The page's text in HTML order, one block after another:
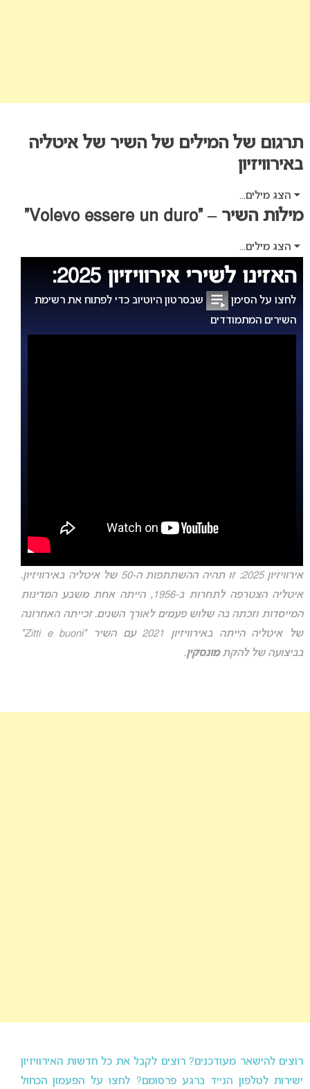
תרגום של המילים של השיר של איטליה
באירוויזיון
הצג מילים...
מילות השיר – “Volevo essere un duro”
הצג מילים...
האזינו לשירי אירוויזיון 2025:
לחצו על הסימן
שבסרטון היוטיוב כדי לפתוח את רשימת
השירים המתמודדים
אירוויזיון 2025: זו תהיה ההשתתפות ה-50 של איטליה באירוויזיון.
איטליה הצטרפה לתחרות ב-1956, הייתה אחת משבע המדינות
המייסדות וזכתה בה שלוש פעמים לאורך השנים. זכייתה האחרונה
של איטליה הייתה באירוויזיון 2021 עם השיר “Zitti e buoni”
בביצועה של להקתמונסקין.
רוצים להישאר מעודכנים? רוצים לקבל את כל חדשות האירוויזיון
ישירות לטלפון הנייד ברגע פרסומם? לחצו על הפעמון הכחול